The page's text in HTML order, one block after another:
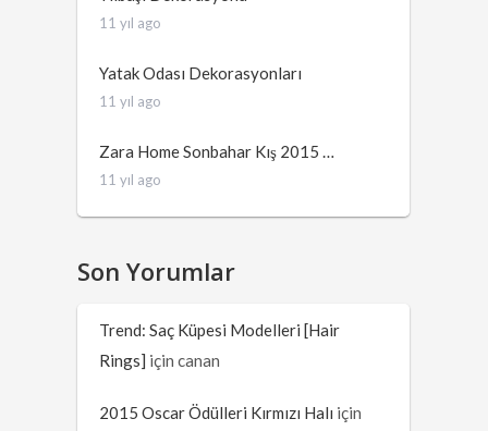
11 yıl ago
Yatak Odası Dekorasyonları
11 yıl ago
Zara Home Sonbahar Kış 2015 …
11 yıl ago
Son Yorumlar
Trend: Saç Küpesi Modelleri [Hair
Rings] içincanan
2015 Oscar Ödülleri Kırmızı Halı için